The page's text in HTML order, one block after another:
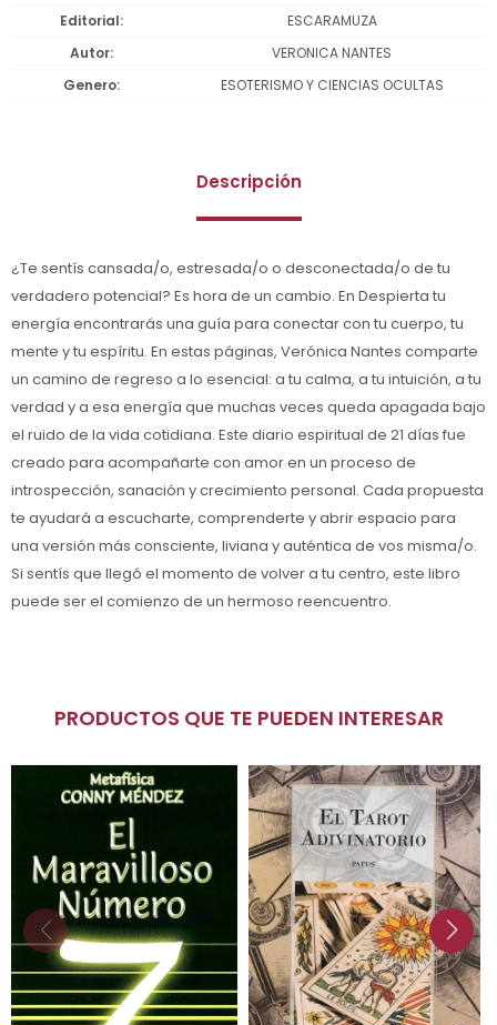
Editorial
ESCARAMUZA
Autor
VERONICA NANTES
Genero
ESOTERISMO Y CIENCIAS OCULTAS
Descripción
¿Te sentís cansada/o, estresada/o o desconectada/o de tu
verdadero potencial? Es hora de un cambio. En Despierta tu
energía encontrarás una guía para conectar con tu cuerpo, tu
mente y tu espíritu. En estas páginas, Verónica Nantes comparte
un camino de regreso a lo esencial: a tu calma, a tu intuición, a tu
verdad y a esa energía que muchas veces queda apagada bajo
el ruido de la vida cotidiana. Este diario espiritual de 21 días fue
creado para acompañarte con amor en un proceso de
introspección, sanación y crecimiento personal. Cada propuesta
te ayudará a escucharte, comprenderte y abrir espacio para
una versión más consciente, liviana y auténtica de vos misma/o.
Si sentís que llegó el momento de volver a tu centro, este libro
puede ser el comienzo de un hermoso reencuentro.
PRODUCTOS QUE TE PUEDEN INTERESAR